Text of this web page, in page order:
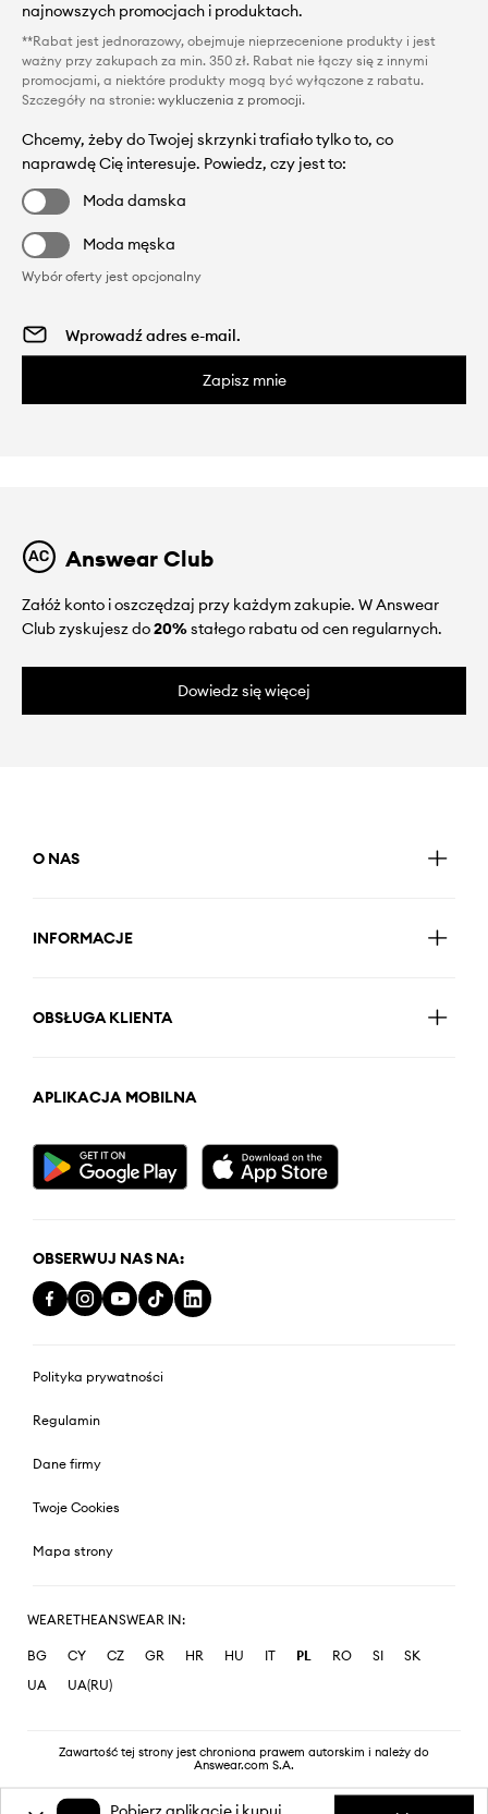
najnowszych promocjach i produktach.
**Rabat jest jednorazowy, obejmuje nieprzecenione produkty i jest
ważny przy zakupach za min. 350 zł. Rabat nie łączy się z innymi
promocjami, a niektóre produkty mogą być wyłączone z rabatu.
Szczegóły na stronie: wykluczenia z promocji.
Chcemy, żeby do Twojej skrzynki trafiało tylko to, co
naprawdę Cię interesuje. Powiedz, czy jest to:
Moda damska
Moda męska
Wybór oferty jest opcjonalny
Zapisz mnie
Answear Club
Załóż konto i oszczędzaj przy każdym zakupie. W Answear
Club zyskujesz do20%stałego rabatu od cen regularnych.
Dowiedz się więcej
O NAS
INFORMACJE
OBSŁUGA KLIENTA
APLIKACJA MOBILNA
OBSERWUJ NAS NA:
Polityka prywatności
Regulamin
Dane firmy
Twoje Cookies
Mapa strony
WEARETHEANSWEAR IN:
BG CY CZ GR HR HU IT PL RO SI
SK
UA
UA(RU)
Zawartość tej strony jest chroniona prawem autorskim i należy do
Answear.com S.A.